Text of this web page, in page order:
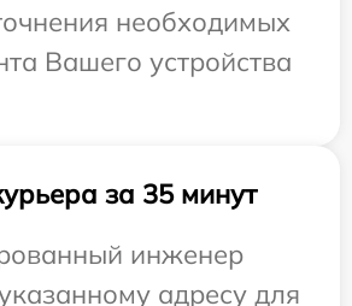
необходимых
Вашего устройства
за 35 минут
инженер
адресу для